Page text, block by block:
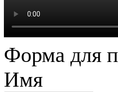
Форма для
Имя